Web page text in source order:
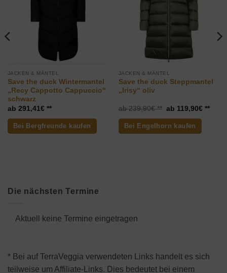
JACKEN & MÄNTEL
Save the duck Wintermantel
„Recy Cappotto Cappuccio“
schwarz
291,41€
Bei Bergfreunde kaufen
JACKEN & MÄNTEL
Save the duck Steppmantel
„Irisy“ oliv
239,90€
Ursprünglicher
war:
239,90€
119,90€
Bei Engelhorn kaufen
Die nächsten Termine
Aktuell keine Termine eingetragen
* Bei auf TerraVeggia verwendeten Links handelt es sich
teilweise um Affiliate-Links. Dies bedeutet bei einem